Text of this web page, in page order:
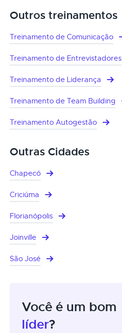
Outros treinamentos
Treinamento de Comunicação
Treinamento de Entrevistadores
Treinamento de Liderança
Treinamento de Team Building
Treinamento Autogestão
Outras Cidades
Chapecó
Criciúma
Florianópolis
Joinville
São José
Você é um bom
líder?